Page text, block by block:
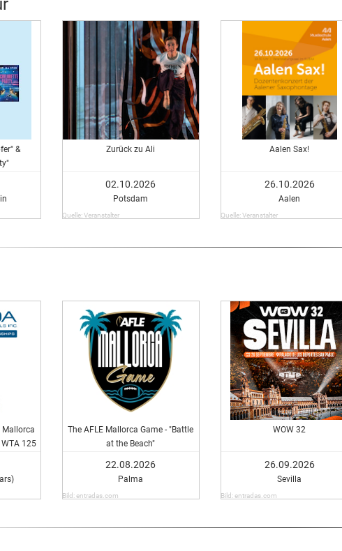
&
Zurück zu Ali
02.10.2026
Potsdam
Quelle: Veranstalter
Aalen Sax!
26.10.2026
Aalen
Quelle: Veranstalter
125
The AFLE Mallorca Game - "Battle
at the Beach"
22.08.2026
Palma
Bild: entradas.com
WOW 32
26.09.2026
Sevilla
Bild: entradas.com